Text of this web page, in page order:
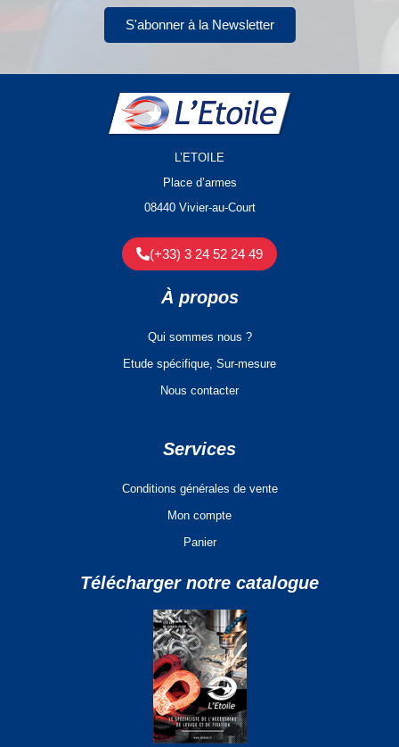
S'abonner à la Newsletter
L’ETOILE
Place d’armes
08440 Vivier-au-Court
(+33) 3 24 52 24 49
À propos
Qui sommes nous ?
Etude spécifique, Sur-mesure
Nous contacter
Services
Conditions générales de vente
Mon compte
Panier
Télécharger notre catalogue